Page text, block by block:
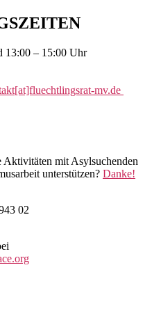
– 15:00 Uhr
mv.de
Aktivitäten mit Asylsuchenden
unterstützen? Danke!
02